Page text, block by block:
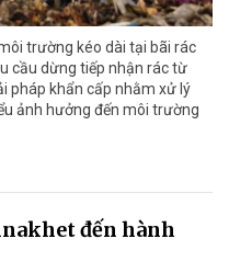
trường kéo dài tại bãi rác
cầu dừng tiếp nhận rác từ
pháp khẩn cấp nhằm xử lý
ảnh hưởng đến môi trường
đến hành